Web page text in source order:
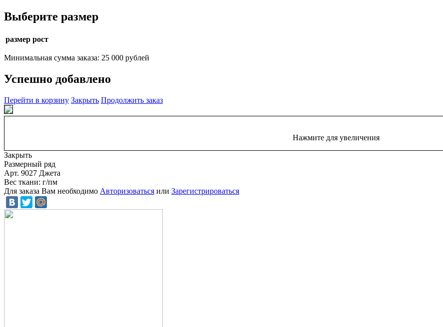
Выберите размер
размер рост
Минимальная сумма заказа: 25 000 рублей
Успешно добавлено
Перейти в корзину Закрыть Продолжить заказ
Нажмите для увеличения
Закрыть
Размерный ряд
Арт. 9027 Джета
Вес ткани: г/пм
Для заказа Вам необходимо Авторизоваться или Зарегистрироваться